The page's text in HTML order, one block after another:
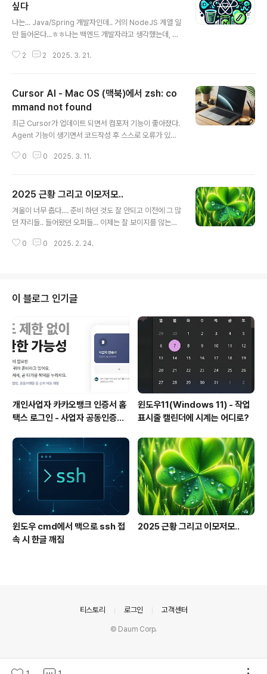
방법은 MacOS에서 VNC로 Mac에 붙으면 되긴 하더
라...) 어쨌든 임시 개발테스트 서버용도로 맥미니를 돌리고
있으니 그 정도면 충분했다. 그런데... ls를 입력하자 한글
이 다 깨진다...?? 혹시 몰라 locale을 날려봤다.. ??? 분명
UTF=8 이었는데... C????????? 맥에 직접..
싶다
나는... Java/Spring 개발자인데.. 거의 NodeJS 계열 일
만 들어온다...ㅎㅎ나는 백엔드 개발자라고 생각했는데, 거
물론 일이 없는 것보다는 좋지만 내가 처음에 그려둔 로드
이 많이 생기지를 않는다.... 글을 읽어주시고 응원해주신
분들께는 정말 감사하지만..Java/Spring 관련 글 중에 후
속글을 작성하지 못하고 있는 글들이 몇개 있다...물론 1편
으로 대부분 해결이 되어서 그렇기도 하지만... 프리랜서 일
이 자바 빼고 다들어온다...물론 새로운 것을 배우고 또 사
용하는 것과 굶지 않고 일하는 것은 기쁘고 감사하..
2 2 2025. 3. 21.
Cursor AI - Mac OS (맥북)에서 zsh: co
mmand not found
최근 Cursor가 업데이트 되면서 컴포저 기능이 좋아졌다.
Agent 기능이 생기면서 코드작성 후 스스로 오류가 있는
생산성이 좋아진 것을 느꼈다. 문제는 프리랜서 작업을 하
mzsh: command not found: ls... 아니 윈도우 환경에
서 잘만 하던 작업이 갑자기 안되었다....검색해보니 그나마
비슷한 상황은 아래 링크 정도... https://forum.cursor.c
lt-zsh-shell-on-macos/37734/5 How to F..
0 0 2025. 3. 11.
2025 근황 그리고 이모저모..
겨울이 너무 춥다.... 준비 하던 것도 잘 안되고 이전에 그 많
던 자리들.. 들어왔던 오퍼들... 이제는 잘 보이지를 않는
을 통해 프리랜서 개발을 하며 근근히 보내고 있다.. 하는
안 놀아주고 일하고 있으면 슬퍼한다.. 둘째도 크면 이게 두
배가 되겄지.....긍정적으로 생각해서 둘이 사이좋게 잘 놀
면 베스트 겠지만...나도 동생이 있어봐서... 그게 쉬울리가
없다는 것쯤은...ㅎㅎㅎ 아무튼 요즘은 NextJS 기반의
웹개발 일을 받아서 일하고 있다.전자세금계산서..
0 0 2025. 2. 24.
이 블로그 인기글
개인사업자 카카오뱅크 인증서 홈
택스 로그인 - 사업자 공동인증서
윈도우11(Windows 11) - 작업
표시줄 캘린더에 시계는 어디로?
윈도우 cmd에서 맥으로 ssh 접
속 시 한글 깨짐
2025 근황 그리고 이모저모..
티스토리 로그인 고객센터
© Daum Corp.